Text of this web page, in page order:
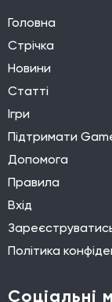
Головна
Стрічка
Новини
Статті
Ігри
Підтримати
Допомога
Правила
Вхід
Політика
Соціальні